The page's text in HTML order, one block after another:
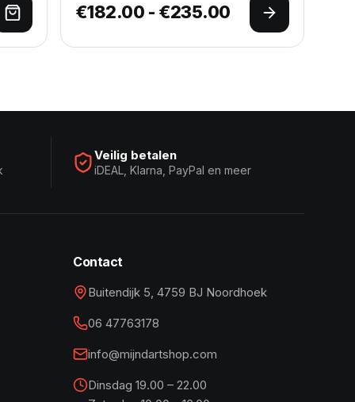
Toevoegen aan winkelwagen
€182.00 - €235.00Prijsklasse:
Opties
Veilig betalen
iDEAL, Klarna, PayPal en meer
Contact
Buitendijk 5, 4759 BJ Noordhoek
06 47763178
info@mijndartshop.com
Dinsdag 19.00 – 22.00